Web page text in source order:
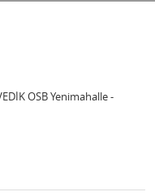
OSB Yenimahalle -